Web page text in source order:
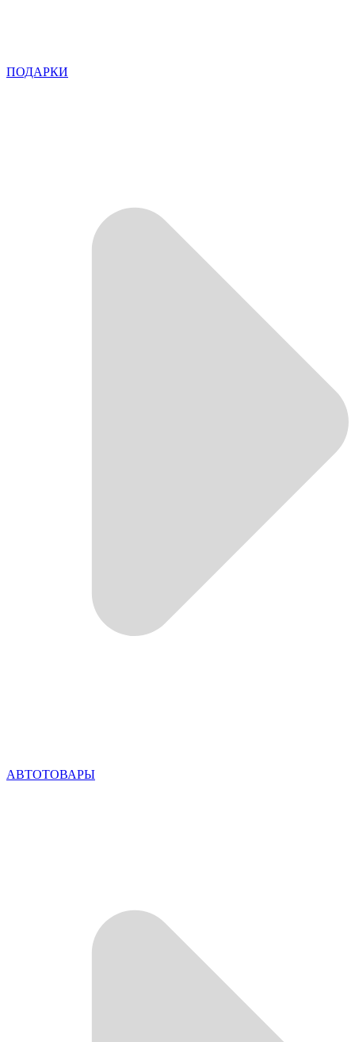
ПОДАРКИ
АВТОТОВАРЫ